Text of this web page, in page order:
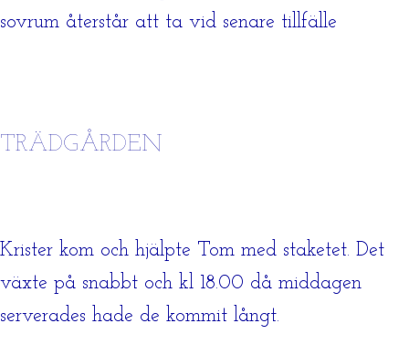
sovrum återstår att ta vid senare tillfälle
TRÄDGÅRDEN
Krister kom och hjälpte Tom med staketet. Det
växte på snabbt och kl 18.00 då middagen
serverades hade de kommit långt.